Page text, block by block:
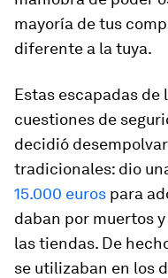
mayoría de tus
diferente a la tuya.
Estas escapadas de
cuestiones de
decidió
tradicionales: dio
15.000 euros para
daban por muertos
las tiendas. De
se utilizaban en los